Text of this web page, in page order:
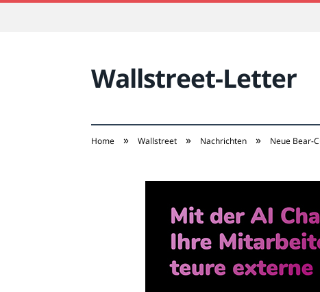
Wallstreet-Letter
Home » Wallstreet » Nachrichten » Neue Bear-